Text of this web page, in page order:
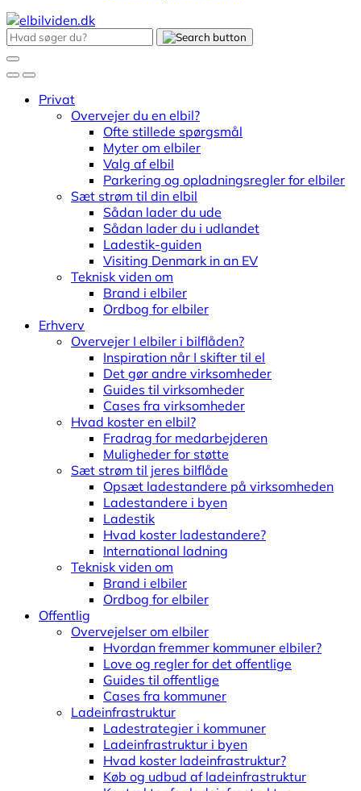
Privat
Overvejer du en elbil?
Ofte stillede spørgsmål
Myter om elbiler
Valg af elbil
Parkering og opladningsregler for elbiler
Sæt strøm til din elbil
Sådan lader du ude
Sådan lader du i udlandet
Ladestik-guiden
Visiting Denmark in an EV
Teknisk viden om
Brand i elbiler
Ordbog for elbiler
Erhverv
Overvejer I elbiler i bilflåden?
Inspiration når I skifter til el
Det gør andre virksomheder
Guides til virksomheder
Cases fra virksomheder
Hvad koster en elbil?
Fradrag for medarbejderen
Muligheder for støtte
Sæt strøm til jeres bilflåde
Opsæt ladestandere på virksomheden
Ladestandere i byen
Ladestik
Hvad koster ladestandere?
International ladning
Teknisk viden om
Brand i elbiler
Ordbog for elbiler
Offentlig
Overvejelser om elbiler
Hvordan fremmer kommuner elbiler?
Love og regler for det offentlige
Guides til offentlige
Cases fra kommuner
Ladeinfrastruktur
Ladestrategier i kommuner
Ladeinfrastruktur i byen
Hvad koster ladeinfrastruktur?
Køb og udbud af ladeinfrastruktur